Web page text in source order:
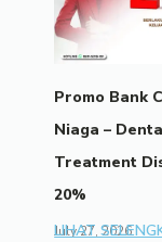
Promo Bank
Niaga –
Treatment
20%
July 27, 2026
LIHAT